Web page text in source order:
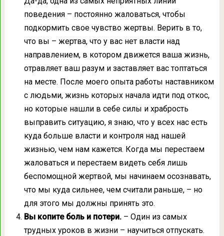
поведения – постоянно жаловаться, чтобы
подкормить свое чувство жертвы. Верить в то,
что вы – жертва, что у вас нет власти над
направлением, в котором движется ваша жизнь,
отравляет ваш разум и заставляет вас топтаться
на месте. После моего опыта работы наставником
с людьми, жизнь которых начала идти под откос,
но которые нашли в себе силы и храбрость
выправить ситуацию, я знаю, что у всех нас есть
куда больше власти и контроля над нашей
жизнью, чем нам кажется. Когда мы перестаем
жаловаться и перестаем видеть себя лишь
беспомощной жертвой, мы начинаем осознавать,
что мы куда сильнее, чем считали раньше, – но
для этого мы должны принять это.
Вы копите боль и потери.– Один из самых
трудных уроков в жизни – научиться отпускать.